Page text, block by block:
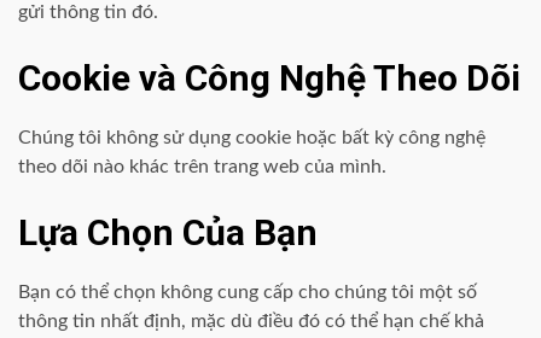
gửi thông tin đó.
Cookie và Công Nghệ Theo Dõi
Chúng tôi không sử dụng cookie hoặc bất kỳ công nghệ
theo dõi nào khác trên trang web của mình.
Lựa Chọn Của Bạn
Bạn có thể chọn không cung cấp cho chúng tôi một số
thông tin nhất định, mặc dù điều đó có thể hạn chế khả